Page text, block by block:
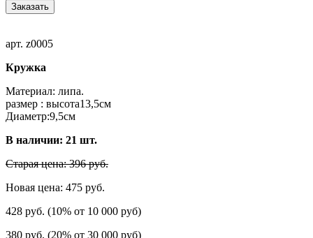
Заказать
арт. z0005
Кружка
Материал: липа.
размер : высота13,5cм
Диаметр:9,5см
В наличии: 21 шт.
Старая цена: 396 руб.
Новая цена: 475 руб.
428 руб. (10% от 10 000 руб)
380 руб. (20% от 30 000 руб)